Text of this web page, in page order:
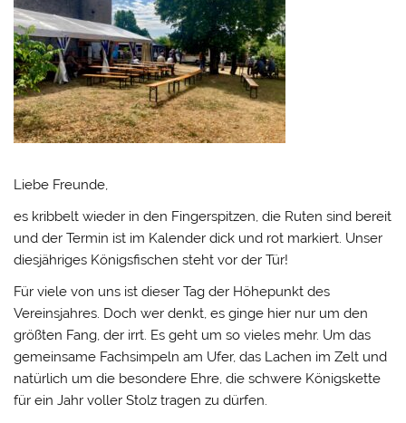
Liebe Freunde,
es kribbelt wieder in den Fingerspitzen, die Ruten sind bereit
und der Termin ist im Kalender dick und rot markiert. Unser
diesjähriges Königsfischen steht vor der Tür!
Für viele von uns ist dieser Tag der Höhepunkt des
Vereinsjahres. Doch wer denkt, es ginge hier nur um den
größten Fang, der irrt. Es geht um so vieles mehr. Um das
gemeinsame Fachsimpeln am Ufer, das Lachen im Zelt und
natürlich um die besondere Ehre, die schwere Königskette
für ein Jahr voller Stolz tragen zu dürfen.